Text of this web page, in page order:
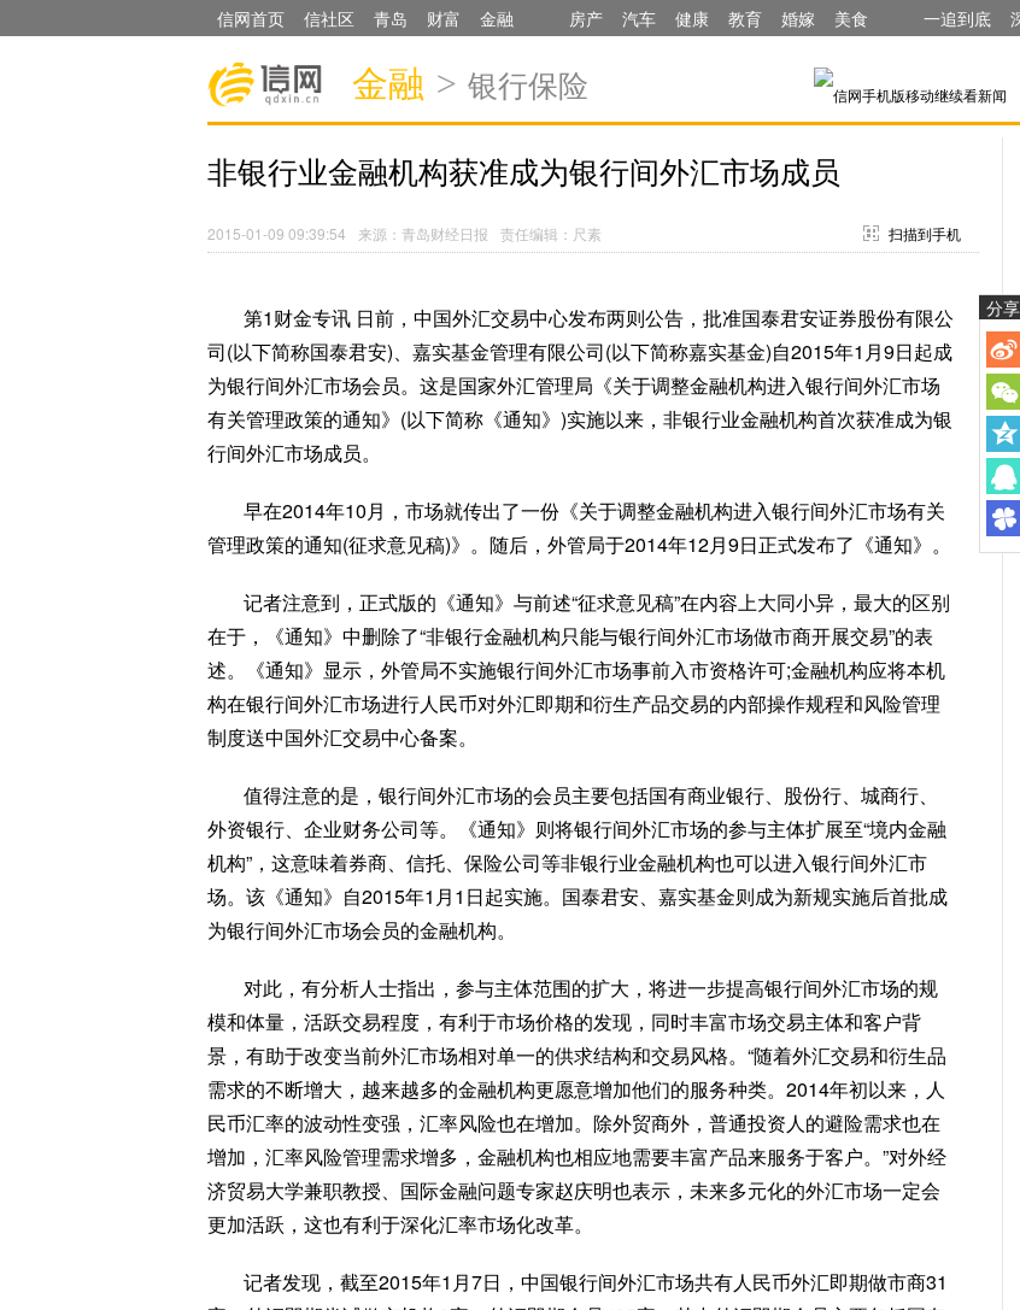
信网首页 信社区 青岛 财富 金融 房产 汽车 健康 教育 婚嫁 美食 一追到底
金融 > 银行保险
非银行业金融机构获准成为银行间外汇市场成员
2015-01-09 09:39:54 来源：青岛财经日报 责任编辑：尺素 扫描到手机
第1财金专讯 日前，中国外汇交易中心发布两则公告，批准国泰君安证券股份有限公
司(以下简称国泰君安)、嘉实基金管理有限公司(以下简称嘉实基金)自2015年1月9日起成
为银行间外汇市场会员。这是国家外汇管理局《关于调整金融机构进入银行间外汇市场
有关管理政策的通知》(以下简称《通知》)实施以来，非银行业金融机构首次获准成为银
行间外汇市场成员。
早在2014年10月，市场就传出了一份《关于调整金融机构进入银行间外汇市场有关
管理政策的通知(征求意见稿)》。随后，外管局于2014年12月9日正式发布了《通知》。
记者注意到，正式版的《通知》与前述“征求意见稿”在内容上大同小异，最大的区别
在于，《通知》中删除了“非银行金融机构只能与银行间外汇市场做市商开展交易”的表
述。《通知》显示，外管局不实施银行间外汇市场事前入市资格许可;金融机构应将本机
构在银行间外汇市场进行人民币对外汇即期和衍生产品交易的内部操作规程和风险管理
制度送中国外汇交易中心备案。
值得注意的是，银行间外汇市场的会员主要包括国有商业银行、股份行、城商行、
外资银行、企业财务公司等。《通知》则将银行间外汇市场的参与主体扩展至“境内金融
机构”，这意味着券商、信托、保险公司等非银行业金融机构也可以进入银行间外汇市
场。该《通知》自2015年1月1日起实施。国泰君安、嘉实基金则成为新规实施后首批成
为银行间外汇市场会员的金融机构。
对此，有分析人士指出，参与主体范围的扩大，将进一步提高银行间外汇市场的规
模和体量，活跃交易程度，有利于市场价格的发现，同时丰富市场交易主体和客户背
景，有助于改变当前外汇市场相对单一的供求结构和交易风格。“随着外汇交易和衍生品
需求的不断增大，越来越多的金融机构更愿意增加他们的服务种类。2014年初以来，人
民币汇率的波动性变强，汇率风险也在增加。除外贸商外，普通投资人的避险需求也在
增加，汇率风险管理需求增多，金融机构也相应地需要丰富产品来服务于客户。”对外经
济贸易大学兼职教授、国际金融问题专家赵庆明也表示，未来多元化的外汇市场一定会
更加活跃，这也有利于深化汇率市场化改革。
记者发现，截至2015年1月7日，中国银行间外汇市场共有人民币外汇即期做市商31
分享